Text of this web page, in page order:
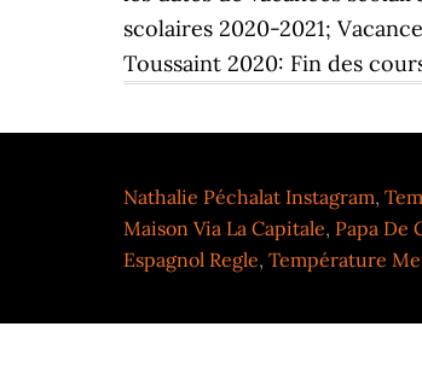
Nathalie Péchalat Instagram,
Maison Via La Capitale, Papa De
Espagnol Regle, Température